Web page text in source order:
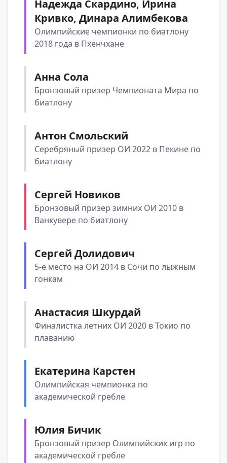
Надежда Скардино, Ирина
Кривко, Динара Алимбекова
Олимпийские чемпионки по биатлону
2018 года в Пхенчхане
Анна Сола
Бронзовый призер Чемпионата Мира по
биатлону
Антон Смольский
Серебряный призер ОИ 2022 в Пекине по
биатлону
Сергей Новиков
Бронзовый призер зимних ОИ 2010 в
Ванкувере по биатлону
Сергей Долидович
5-е место на ОИ 2014 в Сочи по лыжным
гонкам
Анастасия Шкурдай
Финалистка летних ОИ 2020 в Токио по
плаванию
Екатерина Карстен
Олимпийская чемпионка по
академической гребле
Юлия Бичик
Бронзовый призер Олимпийских игр по
академической гребле